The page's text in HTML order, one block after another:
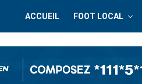
ACCUEIL FOOT LOCAL